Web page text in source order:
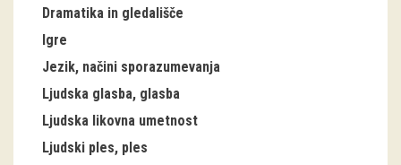
Arhiv razstav
dogodki
Koledar dogodkov
Prireditve
Dramatika in gledališče
Igre
Jezik, načini sporazumevanja
Ljudska glasba, glasba
Ljudska likovna umetnost
Ljudski ples, ples